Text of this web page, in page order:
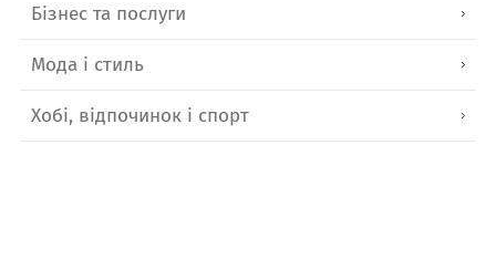
Бізнес та послуги
Мода і стиль
Хобі, відпочинок і спорт